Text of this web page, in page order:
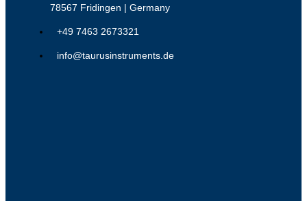
78567 Fridingen | Germany
+49 7463 2673321
info@taurusinstruments.de